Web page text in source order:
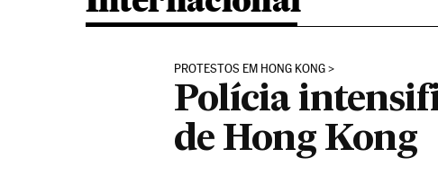
PROTESTOS EM HONG KONG
Polícia
de Hong Kong